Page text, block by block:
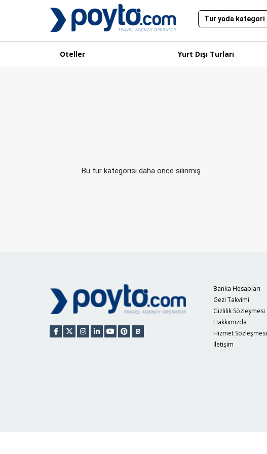
Oteller Yurt Dışı Turları
Bu tur kategorisi daha önce silinmiş
B
Banka Hesapları
Gezi Takvimi
Gizlilik Sözleşmesi
Hakkımızda
Hizmet Sözleşmesi
İletişim